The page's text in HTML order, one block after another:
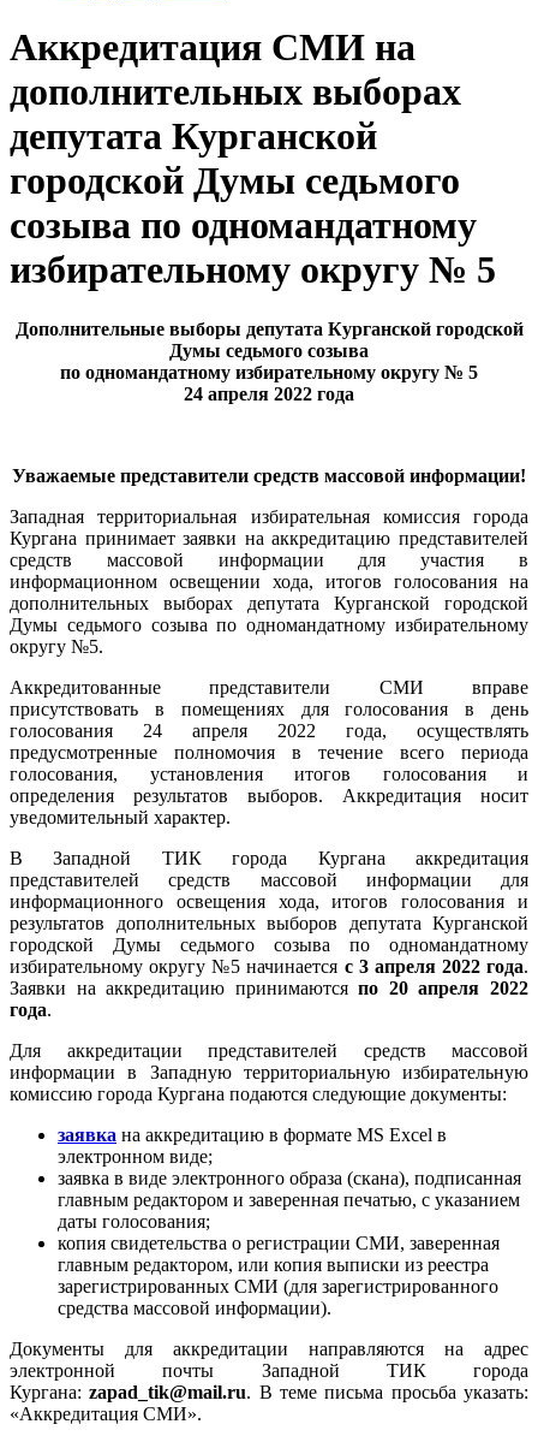
Аккредитация СМИ на
дополнительных выборах
депутата Курганской
городской Думы седьмого
созыва по одномандатному
избирательному округу № 5
Дополнительные выборы депутата Курганской городской
Думы седьмого созыва
по одномандатному избирательному округу № 5
24 апреля 2022 года
Уважаемые представители средств массовой информации!
Западная территориальная избирательная комиссия города
Кургана принимает заявки на аккредитацию представителей
средств массовой информации для участия в
информационном освещении хода, итогов голосования на
дополнительных выборах депутата Курганской городской
Думы седьмого созыва по одномандатному избирательному
округу №5.
Аккредитованные представители СМИ вправе
присутствовать в помещениях для голосования в день
голосования 24 апреля 2022 года, осуществлять
предусмотренные полномочия в течение всего периода
голосования, установления итогов голосования и
определения результатов выборов. Аккредитация носит
уведомительный характер.
В Западной ТИК города Кургана аккредитация
представителей средств массовой информации для
информационного освещения хода, итогов голосования и
результатов дополнительных выборов депутата Курганской
городской Думы седьмого созыва по одномандатному
избирательному округу №5 начинается с 3 апреля 2022 года.
Заявки на аккредитацию принимаютсяпо 20 апреля 2022
года.
Для аккредитации представителей средств массовой
информации в Западную территориальную избирательную
комиссию города Кургана подаются следующие документы:
заявка на аккредитацию в формате MS Excel в
электронном виде;
заявка в виде электронного образа (скана), подписанная
главным редактором и заверенная печатью, с указанием
даты голосования;
копия свидетельства о регистрации СМИ, заверенная
главным редактором, или копия выписки из реестра
зарегистрированных СМИ (для зарегистрированного
средства массовой информации).
Документы для аккредитации направляются на адрес
электронной почты Западной ТИК города
Кургана:zapad_tik@mail.ru. В теме письма просьба указать:
«Аккредитация СМИ».